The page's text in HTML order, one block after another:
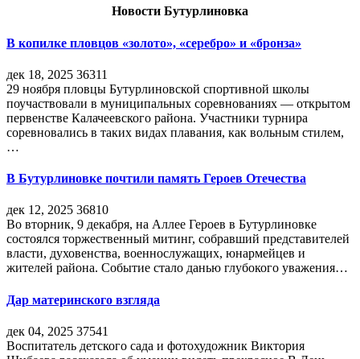
Новости Бутурлиновка
В копилке пловцов «золото», «серебро» и «бронза»
дек 18, 2025 36311
29 ноября пловцы Бутурлиновской спортивной школы
поучаствовали в муниципальных соревнованиях — открытом
первенстве Калачеевского района. Участники турнира
соревновались в таких видах плавания, как вольным стилем,
…
В Бутурлиновке почтили память Героев Отечества
дек 12, 2025 36810
Во вторник, 9 декабря, на Аллее Героев в Бутурлиновке
состоялся торжественный митинг, собравший представителей
власти, духовенства, военнослужащих, юнармейцев и
жителей района. Событие стало данью глубокого уважения…
Дар материнского взгляда
дек 04, 2025 37541
Воспитатель детского сада и фотохудожник Виктория